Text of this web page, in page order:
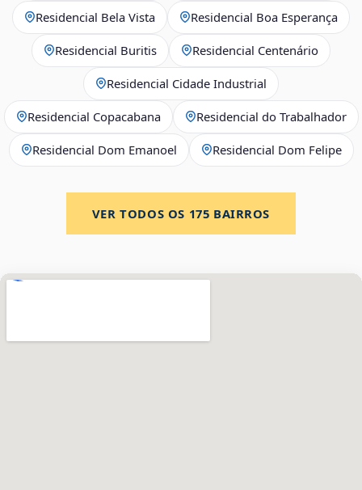
Residencial Bela Vista Residencial Boa Esperança
Residencial Buritis Residencial Centenário
Residencial Cidade Industrial
Residencial Copacabana Residencial do Trabalhador
Residencial Dom Emanoel Residencial Dom Felipe
VER TODOS OS 175 BAIRROS